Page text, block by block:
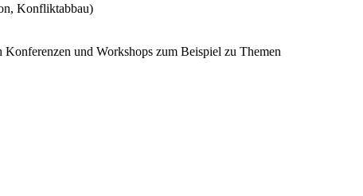
Konfliktabbau)
Konferenzen und Workshops zum Beispiel zu Themen